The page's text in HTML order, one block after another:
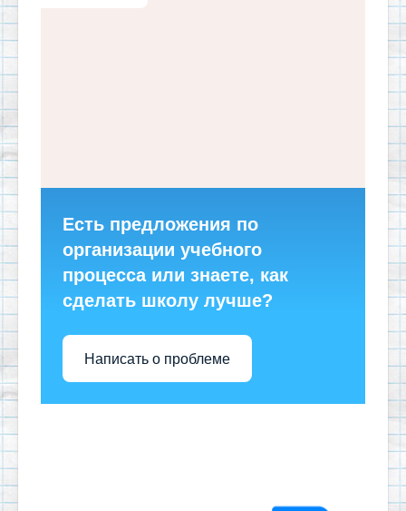
Есть предложения по
организации учебного
процесса или знаете, как
сделать школу лучше?
Написать о проблеме